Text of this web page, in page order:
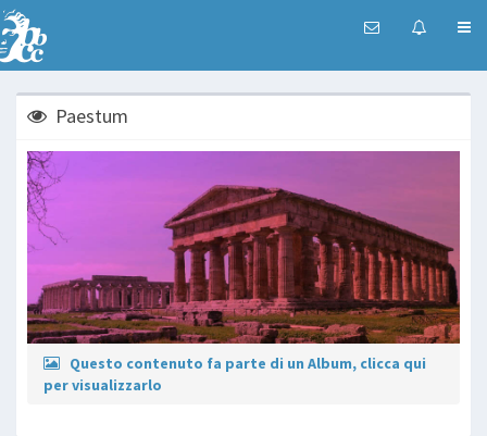
Paestum
Questo contenuto fa parte di un Album, clicca qui
per visualizzarlo